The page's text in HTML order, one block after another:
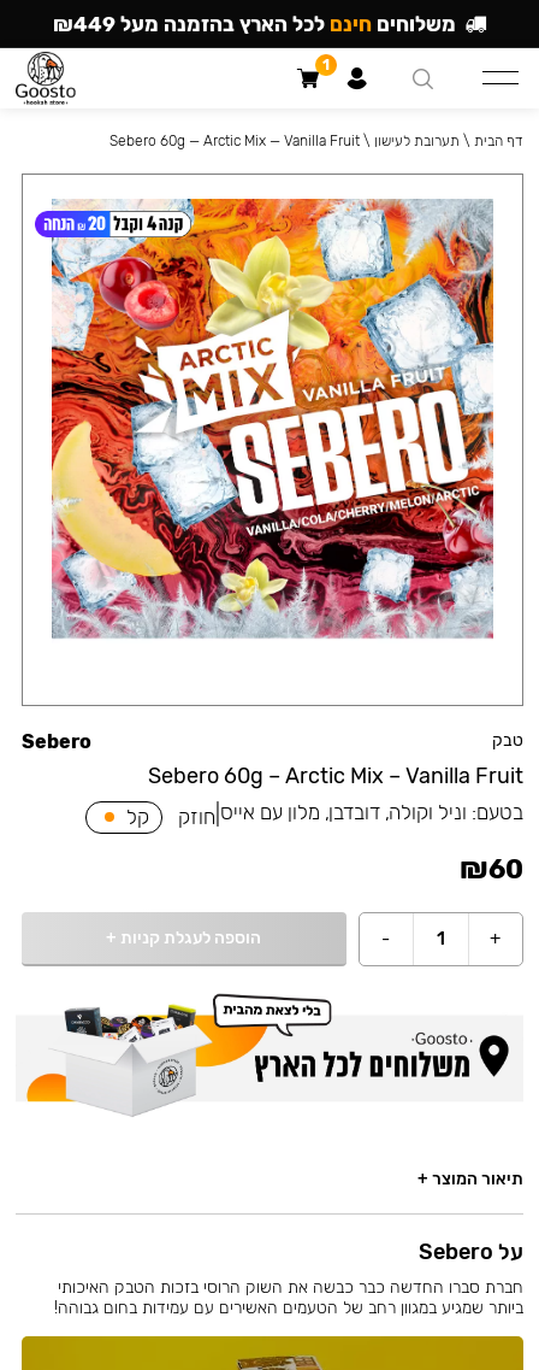
טבק
Sebero 60g – Arctic Mix – Vanilla Fruit
Sebero
בטעם: וניל וקולה, דובדבן, מלון עם אייס חוזק קל
₪60
+
1
- הוספה לעגלת קניות +
דף הבית \ תערובת לעישון \
Sebero 60g — Arctic Mix — Vanilla Fruit
תיאור המוצר +
על Sebero
חברת סברו החדשה כבר כבשה את השוק הרוסי בזכות הטבק האיכותי
ביותר שמגיע במגוון רחב של הטעמים האשירים עם עמידות בחום גבוהה!
משלוחים חינם לכל הארץ בהזמנה מעל ₪449
1